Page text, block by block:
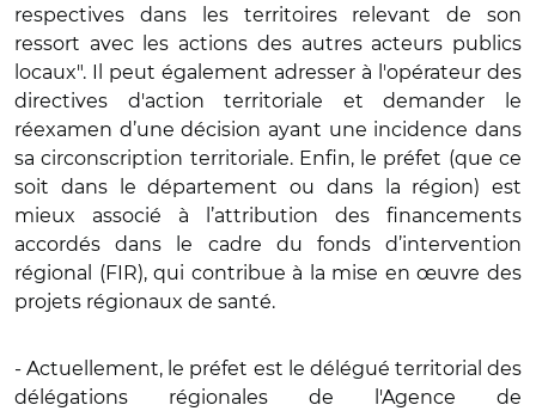
respectives dans les territoires relevant de son
ressort avec les actions des autres acteurs publics
locaux". Il peut également adresser à l'opérateur des
directives d'action territoriale et demander le
réexamen d’une décision ayant une incidence dans
sa circonscription territoriale. Enfin, le préfet (que ce
soit dans le département ou dans la région) est
mieux associé à l’attribution des financements
accordés dans le cadre du fonds d’intervention
régional (FIR), qui contribue à la mise en œuvre des
projets régionaux de santé.
- Actuellement, le préfet est le délégué territorial des
délégations régionales de l'Agence de